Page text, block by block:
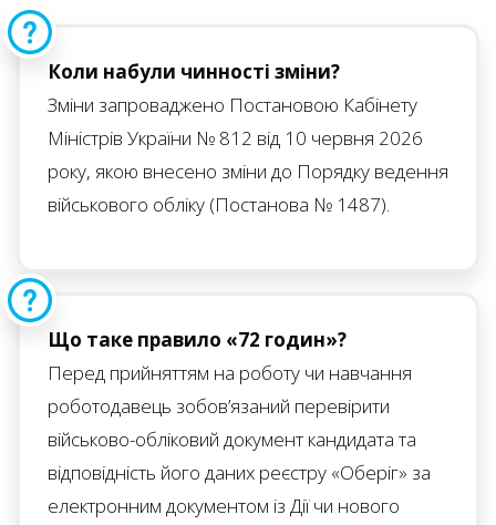
Коли набули чинності зміни?
Зміни запроваджено Постановою Кабінету
Міністрів України № 812 від 10 червня 2026
року, якою внесено зміни до Порядку ведення
військового обліку (Постанова № 1487).
Що таке правило «72 годин»?
Перед прийняттям на роботу чи навчання
роботодавець зобов’язаний перевірити
військово-обліковий документ кандидата та
відповідність його даних реєстру «Оберіг» за
електронним документом із Дії чи нового